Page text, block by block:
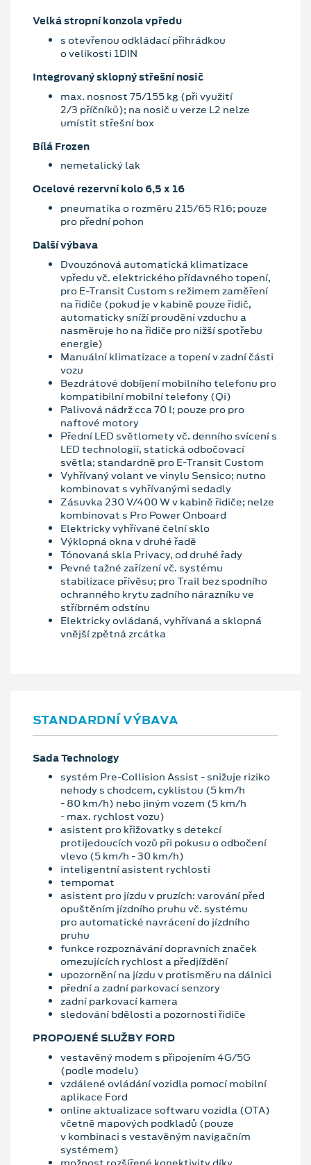
Velká stropní konzola vpředu
s otevřenou odkládací přihrádkou
o velikosti 1DIN
Integrovaný sklopný střešní nosič
max. nosnost 75/155 kg (při využití
2/3 příčníků); na nosič u verze L2 nelze
umístit střešní box
Bílá Frozen
nemetalický lak
Ocelové rezervní kolo 6,5 x 16
pneumatika o rozměru 215/65 R16; pouze
pro přední pohon
Další výbava
Dvouzónová automatická klimatizace
vpředu vč. elektrického přídavného topení,
pro E-Transit Custom s režimem zaměření
na řidiče (pokud je v kabině pouze řidič,
automaticky sníží proudění vzduchu a
nasměruje ho na řidiče pro nižší spotřebu
energie)
Manuální klimatizace a topení v zadní části
vozu
Bezdrátové dobíjení mobilního telefonu pro
kompatibilní mobilní telefony (Qi)
Palivová nádrž cca 70 l; pouze pro pro
naftové motory
Přední LED světlomety vč. denního svícení s
LED technologií, statická odbočovací
světla; standardně pro E-Transit Custom
Vyhřívaný volant ve vinylu Sensico; nutno
kombinovat s vyhřívanými sedadly
Zásuvka 230 V/400 W v kabině řidiče; nelze
kombinovat s Pro Power Onboard
Elektricky vyhřívané čelní sklo
Výklopná okna v druhé řadě
Tónovaná skla Privacy, od druhé řady
Pevné tažné zařízení vč. systému
stabilizace přívěsu; pro Trail bez spodního
ochranného krytu zadního nárazníku ve
stříbrném odstínu
Elektricky ovládaná, vyhřívaná a sklopná
vnější zpětná zrcátka
STANDARDNÍ VÝBAVA
Sada Technology
systém Pre-Collision Assist - snižuje riziko
nehody s chodcem, cyklistou (5 km/h
- 80 km/h) nebo jiným vozem (5 km/h
- max. rychlost vozu)
asistent pro křižovatky s detekcí
protijedoucích vozů při pokusu o odbočení
vlevo (5 km/h - 30 km/h)
inteligentní asistent rychlosti
tempomat
asistent pro jízdu v pruzích: varování před
opuštěním jízdního pruhu vč. systému
pro automatické navrácení do jízdního
pruhu
funkce rozpoznávání dopravních značek
omezujících rychlost a předjíždění
upozornění na jízdu v protisměru na dálnici
přední a zadní parkovací senzory
zadní parkovací kamera
sledování bdělosti a pozornosti řidiče
PROPOJENÉ SLUŽBY FORD
vestavěný modem s připojením 4G/5G
(podle modelu)
vzdálené ovládání vozidla pomocí mobilní
aplikace Ford
online aktualizace softwaru vozidla (OTA)
včetně mapových podkladů (pouze
v kombinaci s vestavěným navigačním
systémem)